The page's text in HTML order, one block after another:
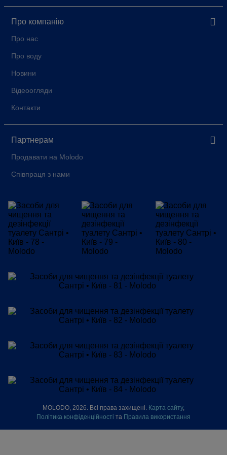
MOLODO, 2026. Всі права захищені. Карта сайту,
Політика конфіденційності та Правила використання
Про компанію
Про нас
Про воду
Новини
Відеоогляди
Контакти
Партнерам
Продавати на Molodo
Співпраця з нами